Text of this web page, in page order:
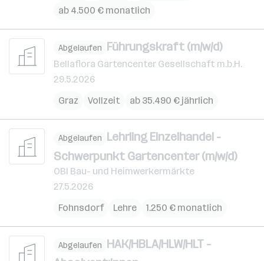
ab 4.500 € monatlich
Abgelaufen Führungskraft (m/w/d)
Bellaflora Gartencenter Gesellschaft m.b.H.
29.5.2026
Graz
Vollzeit ab 35.490 € jährlich
Abgelaufen Lehrling Einzelhandel -
Schwerpunkt Gartencenter (m/w/d)
OBI Bau- und Heimwerkermärkte
27.5.2026
Fohnsdorf
Lehre 1.250 € monatlich
Abgelaufen HAK/HBLA/HLW/HLT -